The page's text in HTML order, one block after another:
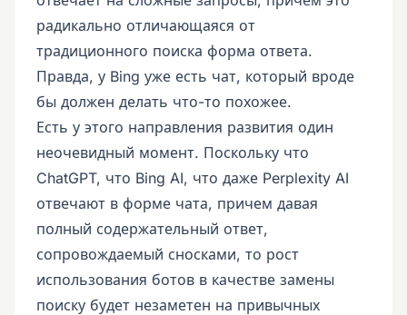
радикально отличающаяся от
традиционного поиска форма ответа.
Правда, у Bing уже есть чат, который вроде
бы должен делать что-то похожее.
Есть у этого направления развития один
неочевидный момент. Поскольку что
ChatGPT, что Bing AI, что даже Perplexity AI
отвечают в форме чата, причем давая
полный содержательный ответ,
сопровождаемый сносками, то рост
использования ботов в качестве замены
поиску будет незаметен на привычных